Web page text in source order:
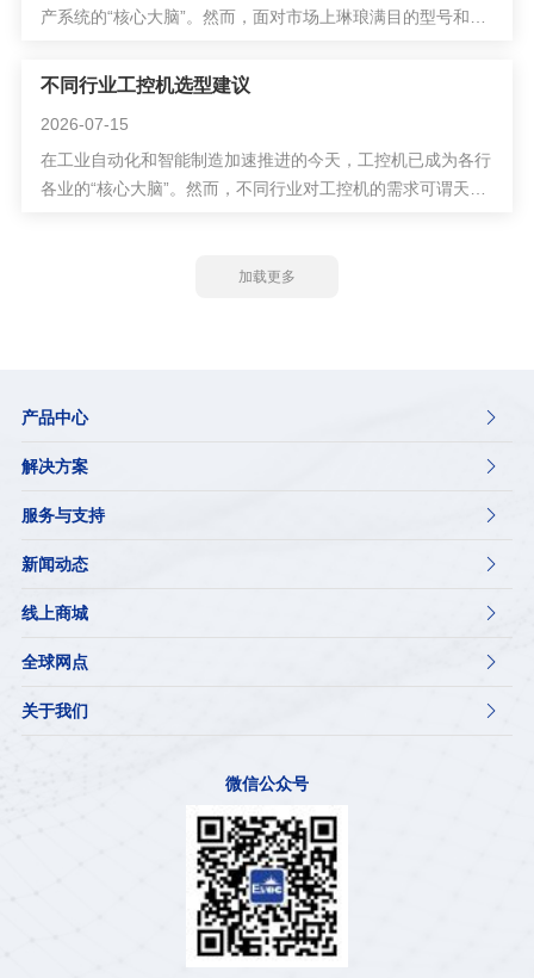
产系统的“核心大脑”。然而，面对市场上琳琅满目的型号和配
究竟主要看哪些参数？本文将从六个核心维度，为您系统梳理
不同行业工控机选型建议
2026-07-15
在工业自动化和智能制造加速推进的今天，工控机已成为各行
各业的“核心大脑”。然而，不同行业对工控机的需求可谓天差
加载更多
产品中心 
解决方案 
服务与支持 
新闻动态 
线上商城 
全球网点 
关于我们 
微信公众号